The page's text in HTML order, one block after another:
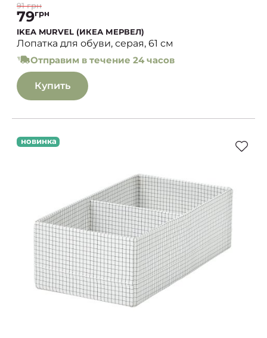
91 грн
79грн
IKEA MURVEL (ИКЕА МЕРВЕЛ)
Лопатка для обуви, серая, 61 см
Отправим в течение 24 часов
Купить
новинка